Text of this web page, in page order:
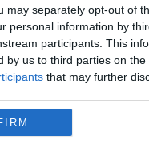
may separately opt-out of
personal information by
participants. This
by us to third parties on the
that may further
dispărea de pe